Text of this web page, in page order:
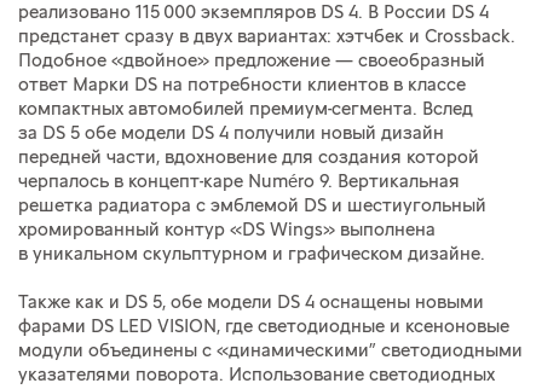
реализовано 115 000 экземпляров DS 4. В России DS 4
предстанет сразу в двух вариантах: хэтчбек и Crossback.
Подобное «двойное» предложение — своеобразный
ответ Марки DS на потребности клиентов в классе
компактных автомобилей премиум-сегмента. Вслед
за DS 5 обе модели DS 4 получили новый дизайн
передней части, вдохновение для создания которой
черпалось в концепт-каре Numéro 9. Вертикальная
решетка радиатора с эмблемой DS и шестиугольный
хромированный контур «DS Wings» выполнена
в уникальном скульптурном и графическом дизайне.
Также как и DS 5, обе модели DS 4 оснащены новыми
фарами DS LED VISION, где светодиодные и ксеноновые
модули объединены c «динамическими” светодиодными
указателями поворота. Использование светодиодных